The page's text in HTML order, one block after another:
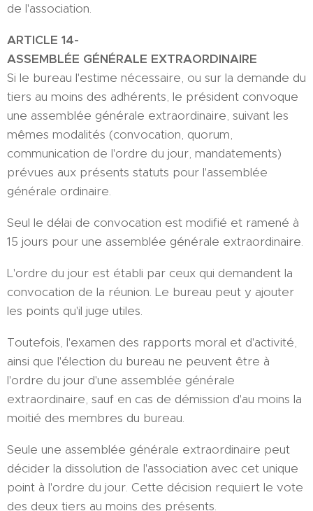
de l'association.
ARTICLE 14-
ASSEMBLÉE GÉNÉRALE EXTRAORDINAIRE
Si le bureau l'estime nécessaire, ou sur la demande du
tiers au moins des adhérents, le président convoque
une assemblée générale extraordinaire, suivant les
mêmes modalités (convocation, quorum,
communication de l'ordre du jour, mandatements)
prévues aux présents statuts pour l'assemblée
générale ordinaire.
Seul le délai de convocation est modifié et ramené à
15 jours pour une assemblée générale extraordinaire.
L'ordre du jour est établi par ceux qui demandent la
convocation de la réunion. Le bureau peut y ajouter
les points qu'il juge utiles.
Toutefois, l'examen des rapports moral et d'activité,
ainsi que l'élection du bureau ne peuvent être à
l'ordre du jour d'une assemblée générale
extraordinaire, sauf en cas de démission d'au moins la
moitié des membres du bureau.
Seule une assemblée générale extraordinaire peut
décider la dissolution de l'association avec cet unique
point à l'ordre du jour. Cette décision requiert le vote
des deux tiers au moins des présents.